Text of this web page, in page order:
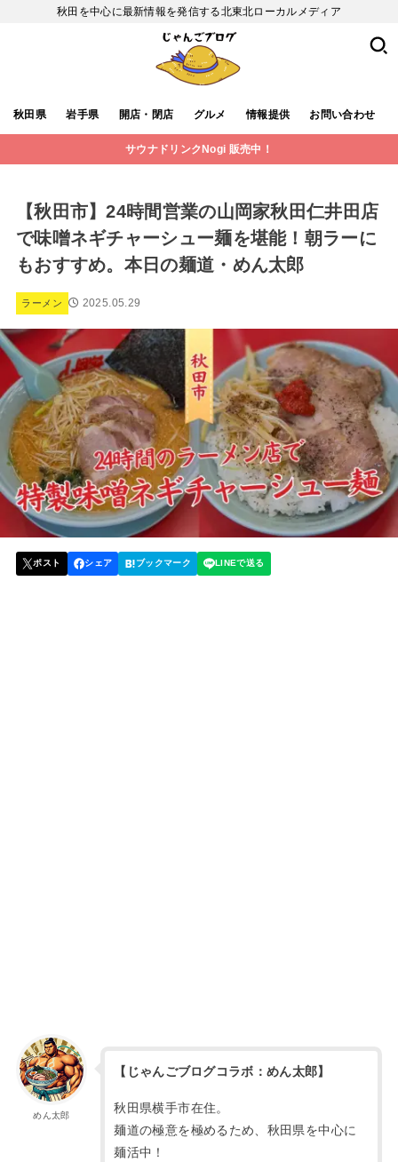
秋田を中心に最新情報を発信する北東北ローカルメディア
秋田県 岩手県 開店・閉店 グルメ 情報提供 お問い合わせ
サウナドリンクNogi 販売中！
【秋田市】24時間営業の山岡家秋田仁井田店
で味噌ネギチャーシュー麺を堪能！朝ラーに
もおすすめ。本日の麺道・めん太郎
ラーメン 2025.05.29
めん太郎
【じゃんごブログコラボ：めん太郎】
秋田県横手市在住。
麺道の極意を極めるため、秋田県を中心に
麺活中！